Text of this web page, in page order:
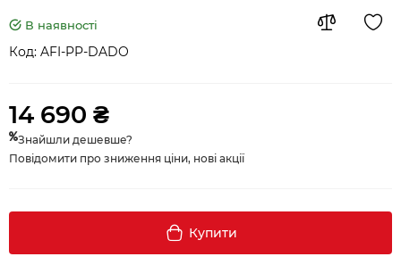
В наявності
Код: AFI-PP-DADO
14 690 ₴
Знайшли дешевше?
Повідомити про зниження ціни, нові акції
Купити